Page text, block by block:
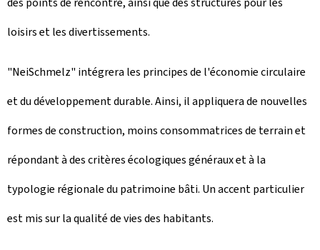
loisirs et les divertissements.
"NeiSchmelz" intégrera les principes de l'économie circulaire
et du développement durable. Ainsi, il appliquera de nouvelles
formes de construction, moins consommatrices de terrain et
répondant à des critères écologiques généraux et à la
typologie régionale du patrimoine bâti. Un accent particulier
est mis sur la qualité de vies des habitants.